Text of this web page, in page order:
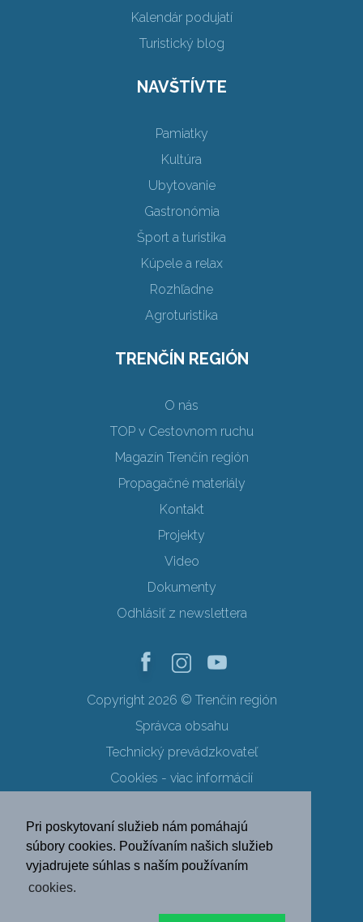
Pri poskytovaní služieb nám pomáhajú
súbory cookies. Používaním našich služieb
vyjadrujete súhlas s naším používaním
cookies.
Kalendár podujatí
Turistický blog
NAVŠTÍVTE
Pamiatky
Kultúra
Ubytovanie
Gastronómia
Šport a turistika
Kúpele a relax
Rozhľadne
Agroturistika
TRENČÍN REGIÓN
O nás
TOP v Cestovnom ruchu
Magazín Trenčín región
Propagačné materiály
Kontakt
Projekty
Video
Dokumenty
Odhlásiť z newslettera
Copyright 2026 © Trenčín región
Správca obsahu
Technický prevádzkovateľ
Cookies - viac informácií
Ochrana osobných údajov
SK EN DE
PL